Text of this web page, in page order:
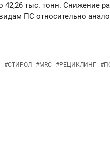
тыс. тонн. Снижение
ПС относительно
#СТИРОЛ #MRC #РЕЦИКЛИНГ #